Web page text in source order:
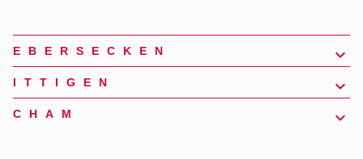
EBERSECKEN
ITTIGEN
CHAM